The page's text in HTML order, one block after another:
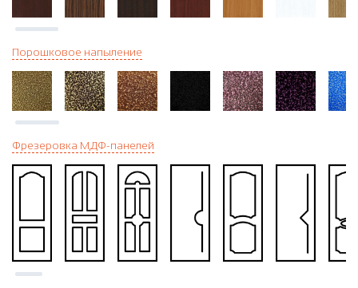
Порошковое напыление
Фрезеровка МДФ-панелей